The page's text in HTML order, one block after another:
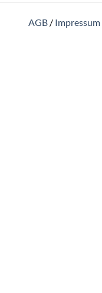
AGB / Impressum